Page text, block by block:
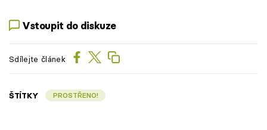
Vstoupit do diskuze
Sdílejte článek
ŠTÍTKY PROSTŘENO!